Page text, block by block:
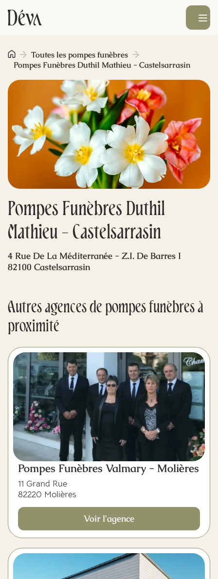
Obsèques
Prévoyance
Monument funéraire
Livraison de fleurs
Blog
Mes dernières volontés
Ouvrir le
Pompes Funèbres Duthil
Mathieu - Castelsarrasin
Toutes les pompes funèbres
Pompes Funèbres Duthil Mathieu - Castelsarrasin
4 Rue De La Méditerranée - Z.I. De Barres I
82100 Castelsarrasin
Autres agences de pompes funèbres à
proximité
Pompes Funèbres Valmary - Molières
11 Grand Rue
82220 Molières
Voir l'agence